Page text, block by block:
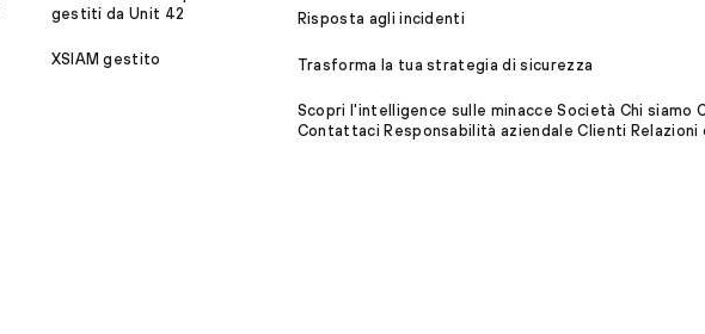
gestiti da Unit 42
XSIAM gestito
Risposta agli incidenti
Trasforma la tua strategia di sicurezza
Scopri l'intelligence sulle minacce Società Chi siamo
Contattaci Responsabilità aziendale Clienti